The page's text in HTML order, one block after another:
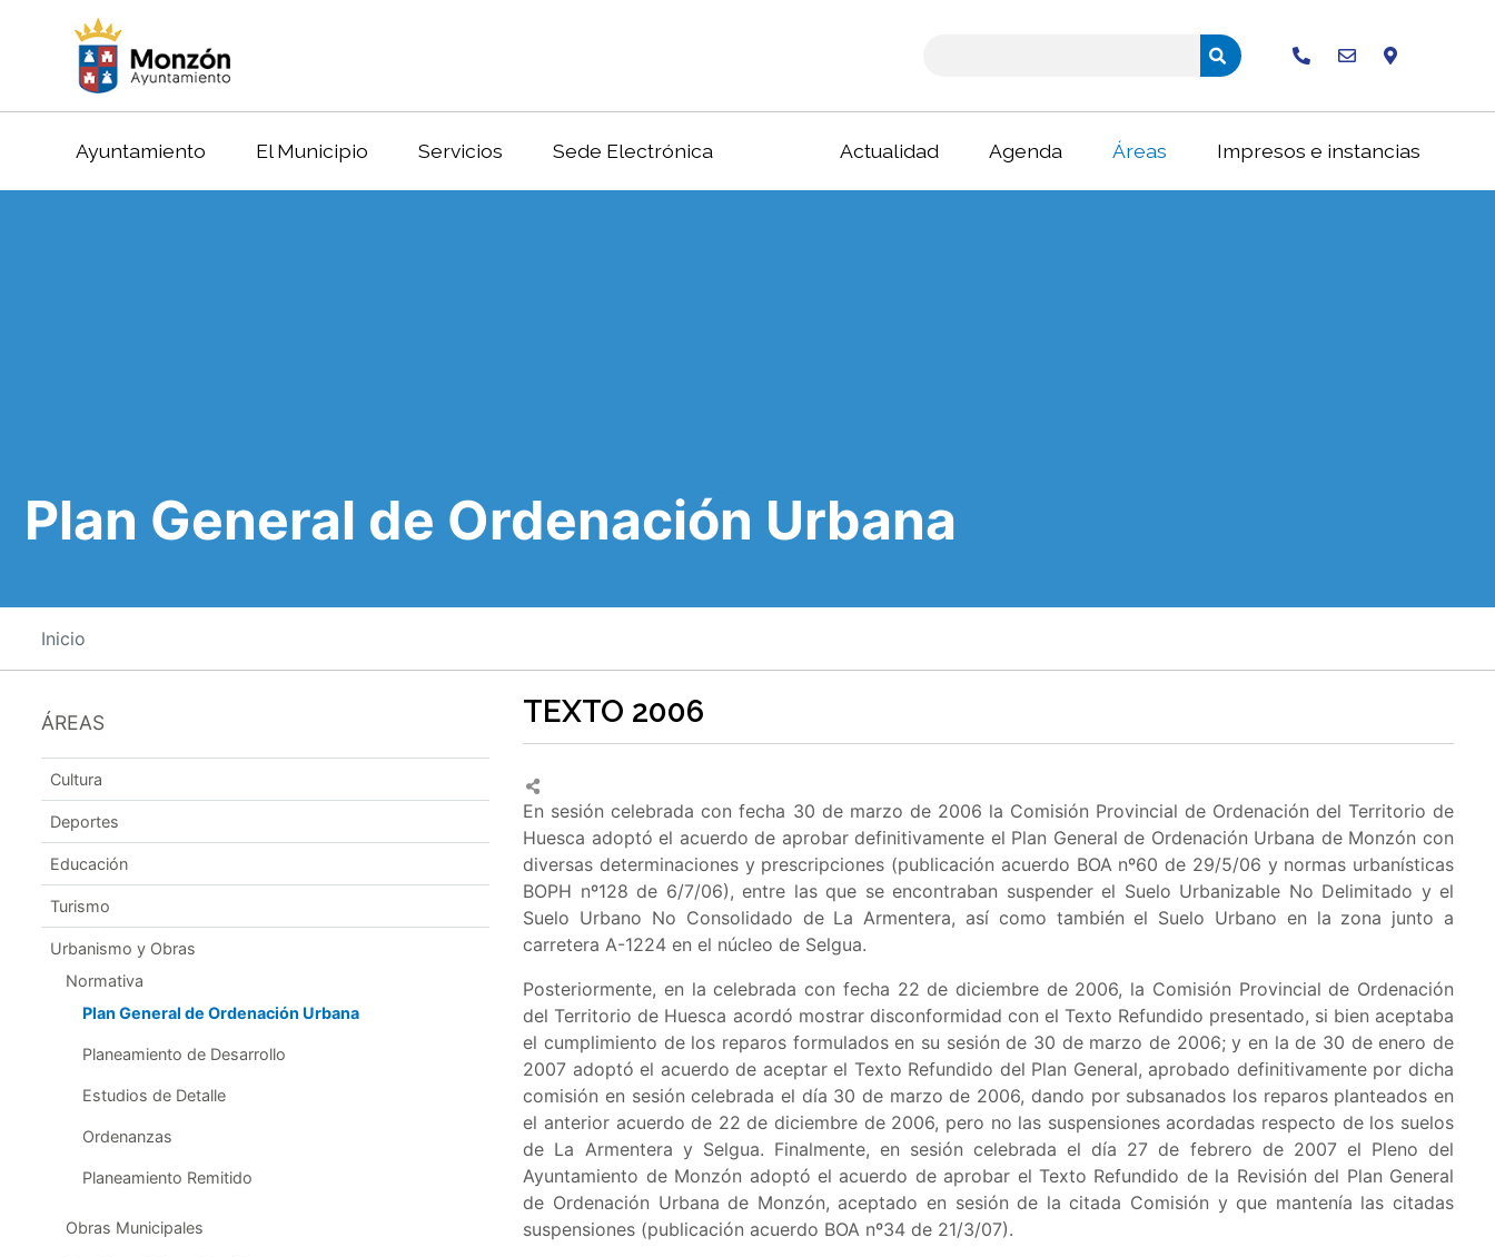
Ayuntamiento El Municipio Servicios Sede Electrónica Actualidad Agenda Áreas Impresos e instancias
Plan General de Ordenación Urbana
Inicio
ÁREAS
Cultura
Deportes
Educación
Turismo
Urbanismo y Obras
Normativa
Plan General de Ordenación Urbana
Planeamiento de Desarrollo
Estudios de Detalle
Ordenanzas
Planeamiento Remitido
Obras Municipales
TEXTO 2006
En sesión celebrada con fecha 30 de marzo de 2006 la Comisión Provincial de Ordenación del Territorio de
Huesca adoptó el acuerdo de aprobar definitivamente el Plan General de Ordenación Urbana de Monzón con
diversas determinaciones y prescripciones (publicación acuerdo BOA nº60 de 29/5/06 y normas urbanísticas
BOPH nº128 de 6/7/06), entre las que se encontraban suspender el Suelo Urbanizable No Delimitado y el
Suelo Urbano No Consolidado de La Armentera, así como también el Suelo Urbano en la zona junto a
carretera A-1224 en el núcleo de Selgua.
Posteriormente, en la celebrada con fecha 22 de diciembre de 2006, la Comisión Provincial de Ordenación
del Territorio de Huesca acordó mostrar disconformidad con el Texto Refundido presentado, si bien aceptaba
el cumplimiento de los reparos formulados en su sesión de 30 de marzo de 2006; y en la de 30 de enero de
2007 adoptó el acuerdo de aceptar el Texto Refundido del Plan General, aprobado definitivamente por dicha
comisión en sesión celebrada el día 30 de marzo de 2006, dando por subsanados los reparos planteados en
el anterior acuerdo de 22 de diciembre de 2006, pero no las suspensiones acordadas respecto de los suelos
de La Armentera y Selgua. Finalmente, en sesión celebrada el día 27 de febrero de 2007 el Pleno del
Ayuntamiento de Monzón adoptó el acuerdo de aprobar el Texto Refundido de la Revisión del Plan General
de Ordenación Urbana de Monzón, aceptado en sesión de la citada Comisión y que mantenía las citadas
suspensiones (publicación acuerdo BOA nº34 de 21/3/07).